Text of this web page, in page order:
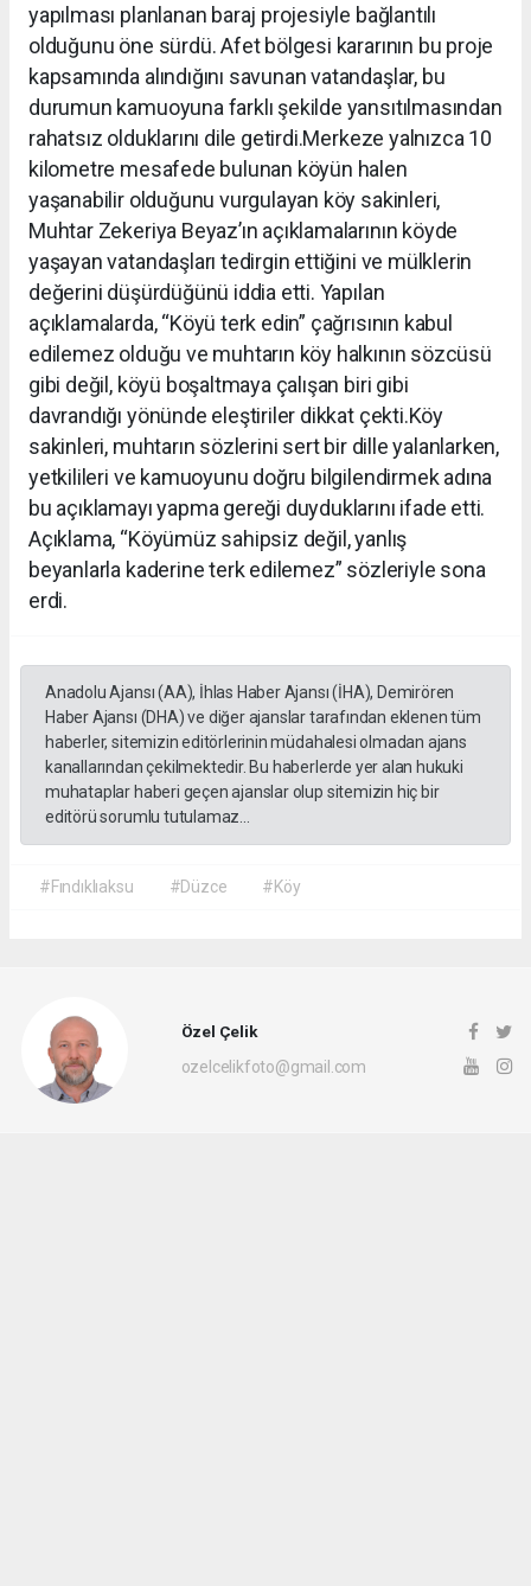
yapılması planlanan baraj projesiyle bağlantılı
olduğunu öne sürdü. Afet bölgesi kararının bu proje
kapsamında alındığını savunan vatandaşlar, bu
durumun kamuoyuna farklı şekilde yansıtılmasından
rahatsız olduklarını dile getirdi.Merkeze yalnızca 10
kilometre mesafede bulunan köyün halen
yaşanabilir olduğunu vurgulayan köy sakinleri,
Muhtar Zekeriya Beyaz’ın açıklamalarının köyde
yaşayan vatandaşları tedirgin ettiğini ve mülklerin
değerini düşürdüğünü iddia etti. Yapılan
açıklamalarda, “Köyü terk edin” çağrısının kabul
edilemez olduğu ve muhtarın köy halkının sözcüsü
gibi değil, köyü boşaltmaya çalışan biri gibi
davrandığı yönünde eleştiriler dikkat çekti.Köy
sakinleri, muhtarın sözlerini sert bir dille yalanlarken,
yetkilileri ve kamuoyunu doğru bilgilendirmek adına
bu açıklamayı yapma gereği duyduklarını ifade etti.
Açıklama, “Köyümüz sahipsiz değil, yanlış
beyanlarla kaderine terk edilemez” sözleriyle sona
erdi.
Anadolu Ajansı (AA), İhlas Haber Ajansı (İHA), Demirören
Haber Ajansı (DHA) ve diğer ajanslar tarafından eklenen tüm
haberler, sitemizin editörlerinin müdahalesi olmadan ajans
kanallarından çekilmektedir. Bu haberlerde yer alan hukuki
muhataplar haberi geçen ajanslar olup sitemizin hiç bir
editörü sorumlu tutulamaz...
#Fındıklıaksu #Düzce #Köy
Özel Çelik
ozelcelikfoto@gmail.com